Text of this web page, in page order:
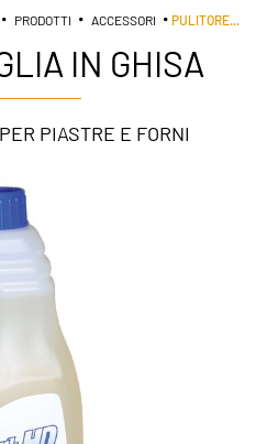
PRODOTTI ACCESSORI PULITORE...
IN GHISA
PIASTRE E FORNI